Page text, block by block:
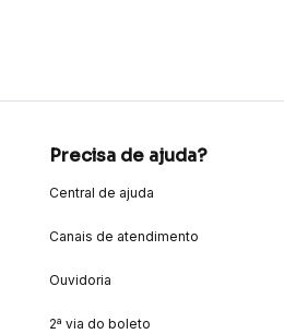
Precisa de ajuda?
Central de ajuda
Canais de atendimento
Ouvidoria
2ª via do boleto